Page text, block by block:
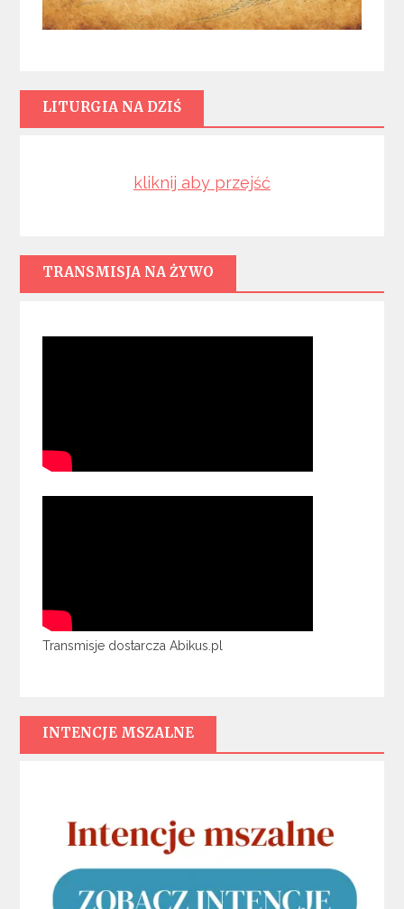
LITURGIA NA DZIŚ
kliknij aby przejść
TRANSMISJA NA ŻYWO
Transmisje dostarcza Abikus.pl
INTENCJE MSZALNE